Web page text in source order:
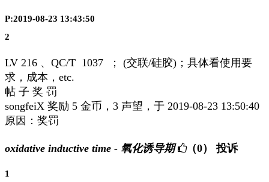
P:2019-08-23 13:43:50
2
LV 216 、QC/T 1037 ； (交联/硅胶)；具体看使用要
求，成本，etc.
帖 子 奖 罚
songfeiX 奖励 5 金币，3 声望，于 2019-08-23 13:50:40
原因：奖罚
oxidative inductive time - 氧化诱导期 （0） 投诉
1